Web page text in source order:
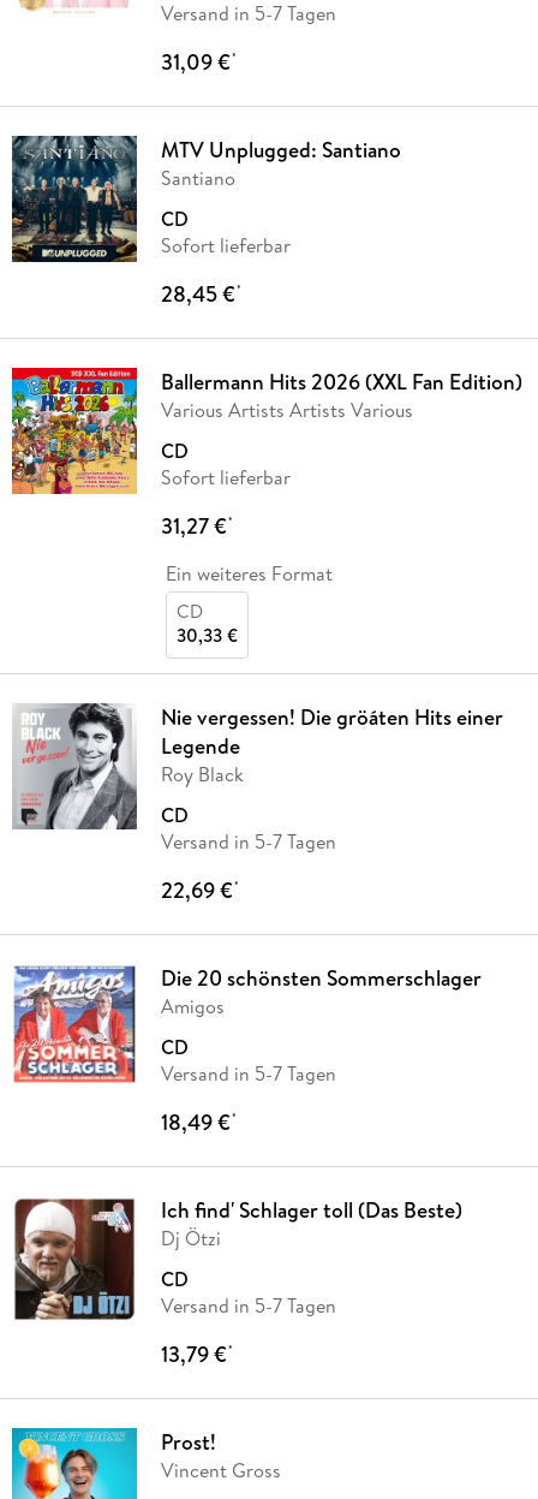
Versand in 5-7 Tagen
31,09 €*
MTV Unplugged: Santiano
Santiano
CD
Sofort lieferbar
28,45 €*
Ballermann Hits 2026 (XXL Fan Edition)
Various Artists Artists Various
CD
Sofort lieferbar
31,27 €*
Ein weiteres Format
CD
30,33 €
Nie vergessen! Die gröáten Hits einer
Legende
Roy Black
CD
Versand in 5-7 Tagen
22,69 €*
Die 20 schönsten Sommerschlager
Amigos
CD
Versand in 5-7 Tagen
18,49 €*
Ich find' Schlager toll (Das Beste)
Dj Ötzi
CD
Versand in 5-7 Tagen
13,79 €*
Prost!
Vincent Gross